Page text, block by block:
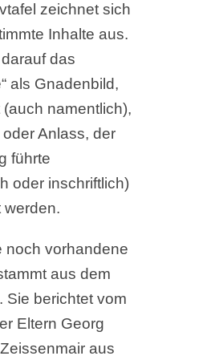
zeichnet sich
Inhalte aus.
das
als Gnadenbild,
(auch namentlich),
Anlass, der
führte
oder inschriftlich)
werden.
noch vorhandene
aus dem
Sie berichtet vom
Eltern Georg
aus